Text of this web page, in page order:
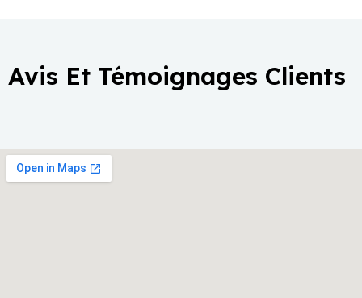
Avis Et Témoignages Clients